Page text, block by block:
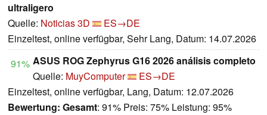
ultraligero
Quelle: Noticias 3D
ES→DE
Einzeltest, online verfügbar, Sehr Lang, Datum: 14.07.2026
91% ASUS ROG Zephyrus G16 2026 análisis completo
Quelle: MuyComputer
ES→DE
Einzeltest, online verfügbar, Lang, Datum: 12.07.2026
Bewertung: Gesamt: 91% Preis: 75% Leistung: 95%